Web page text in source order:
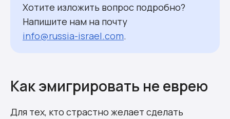
Хотите изложить вопрос подробно?
Напишите нам на почту
info@russia-israel.com.
Как эмигрировать не еврею
Для тех, кто страстно желает сделать